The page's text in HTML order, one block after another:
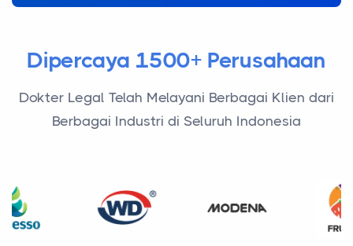
Dokter Legal Telah Melayani Berbagai Klien dari
Berbagai Industri di Seluruh Indonesia